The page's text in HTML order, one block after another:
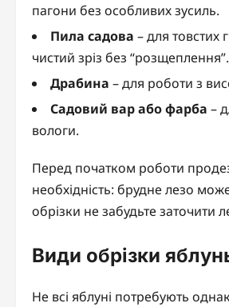
пагони без особливих зусиль.
Пила садова – для товстих
чистий зріз без “розщеплення”.
Драбина – для роботи з
Садовий вар або фарба –
вологи.
Перед початком роботи
необхідність: брудне лезо
обрізки не забудьте заточити
Види обрізки
Не всі яблуні потребують